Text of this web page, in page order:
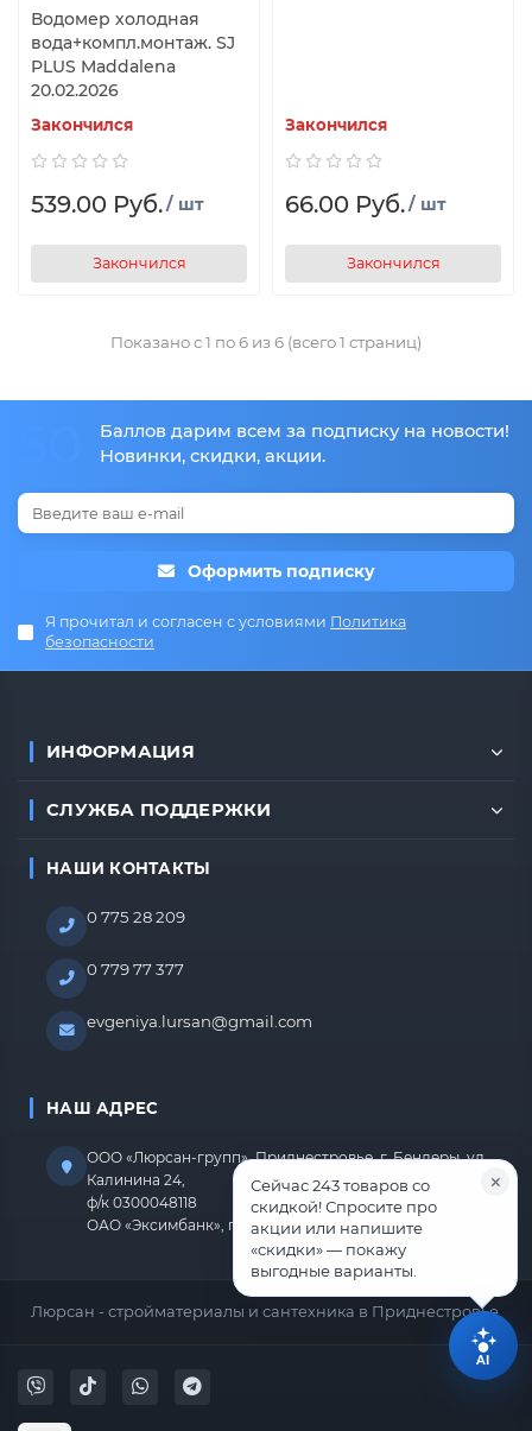
Водомер холодная
вода+компл.монтаж. SJ
PLUS Maddalena
20.02.2026
Закончился
539.00 Руб./ шт
Закончился
Закончился
66.00 Руб./ шт
Закончился
Показано с 1 по 6 из 6 (всего 1 страниц)
Баллов дарим всем за подписку на новости!
Новинки, скидки, акции.
Оформить подписку
Я прочитал и согласен с условиями Политика
безопасности
ИНФОРМАЦИЯ
СЛУЖБА ПОДДЕРЖКИ
НАШИ КОНТАКТЫ
0 775 28 209
0 779 77 377
evgeniya.lursan@gmail.com
НАШ АДРЕС
ООО «Люрсан-групп», Приднестровье, г. Бендеры, ул.
Калинина 24,
ф/к 0300048118
ОАО «Эксимбанк», г.Бендеры, р/с 2212670000000818
Люрсан - стройматериалы и сантехника в Приднестровье.
Сейчас 243 товаров со
скидкой! Спросите про
акции или напишите
«скидки» — покажу
выгодные варианты.
AI